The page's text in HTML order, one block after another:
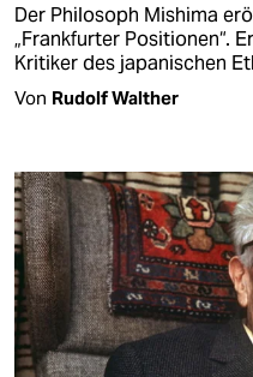
Der Philosoph Mishima
„Frankfurter Positionen“.
Kritiker des japanischen
Von Rudolf Walther